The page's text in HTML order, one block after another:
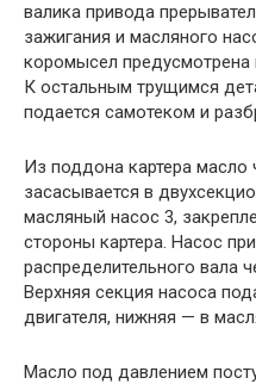
валика привода
зажигания и масляного
коромысел
К остальным трущимся
подается самотеком и
Из поддона картера масло
засасывается в
масляный насос 3,
стороны картера. Насос
распределительного вала
Верхняя секция насоса
двигателя, нижняя — в
Масло под давлением